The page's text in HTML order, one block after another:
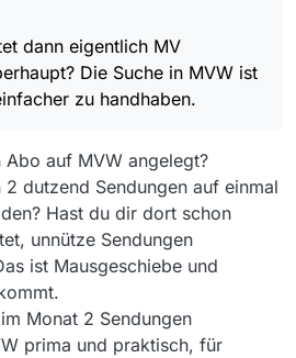
dann eigentlich MV
Die Suche in MVW ist
zu handhaben.
auf MVW angelegt?
dutzend Sendungen auf einmal
Hast du dir dort schon
unnütze Sendungen
ist Mausgeschiebe und
Monat 2 Sendungen
prima und praktisch, für